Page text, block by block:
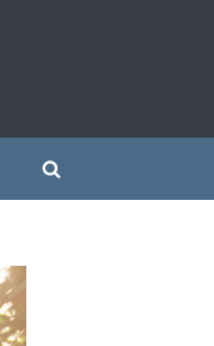
Toggle